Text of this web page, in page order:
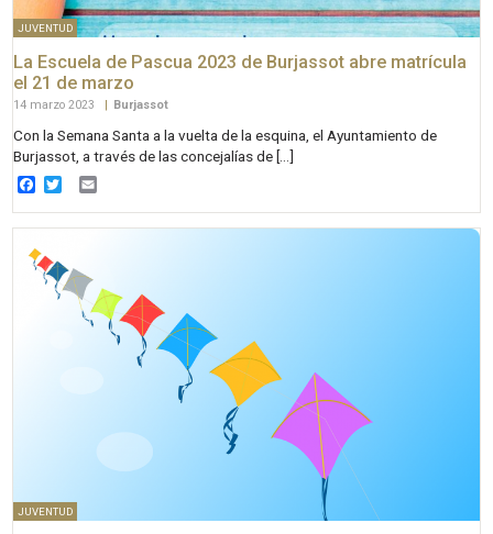
JUVENTUD
La Escuela de Pascua 2023 de Burjassot abre matrícula
el 21 de marzo
14 marzo 2023 Burjassot
Con la Semana Santa a la vuelta de la esquina, el Ayuntamiento de
Burjassot, a través de las concejalías de […]
Facebook
Twitter
JUVENTUD